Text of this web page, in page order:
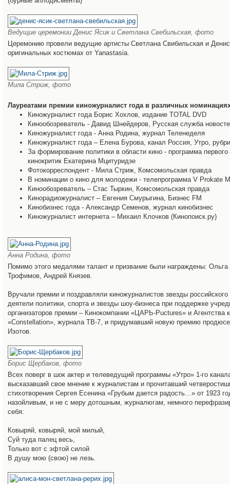
Ведущие церемонии Денис Ясик и Светлана Свебильская, фото
Церемонию провели ведущие артисты Светлана Свибильская и
оригинальных костюмах от Yanastasia.
Мила Стриж, фото
Лауреатами премии киножурналист года в различных
Киножурналист года Борис Хохлов, издание TOTAL DVD
Кинообозреватель - Давид Шнейдеров, Русская служба
Киножурналист года - Анна Родина, журнал Теленеделя
Киножурналист года – Елена Бурова, канал Россия, Утро,
За формирование политики в области кино - программа
кинокритик Екатерина Мцитуридзе
Фотокорреспондент - Мила Стриж, Комсомольская правда
В номинации о кино для молодежи - телепрограмма V Prokate
Кинообозреватель – Стас Тыркин, Комсомольская правда
Кинорадиожурналист – Евгения Смурыгина, Бизнес FM
Кинобизнес года - Александр Семенов, журнал кинобизнес
Киножурналист интернета – Михаил Клочков (Кинопоиск.ру)
Анна Родина, фото
Помимо этого медалями талант и призвание были награждены:
Трофимов, Андрей Князев.
Вручали премии и поздравляли киножурналистов звезды российского
деятели политики, спорта и звезды шоу-бизнеса при поддержке
организаторов премии – Кинокомпании «ЦАРЬ-Puctures» и Агентства
«Constellation», журнала ТВ-7, и придумавший новую премию
Изотов.
Борис Щербаков, фото
Всех поверг в шок актер и телеведущий программы «Утро» 1-го
высказавший свое мнение к журналистам и прочитавший
стихотворения Сергея Есенина «Грубым дается радость…» от 1923
назойливым, и не с меру дотошным, журналюгам, немного
себя:
Ковыряй, ковыряй, мой милый,
Суй туда палец весь,
Только вот с эфтой силой
В душу мою (свою) не лезь.